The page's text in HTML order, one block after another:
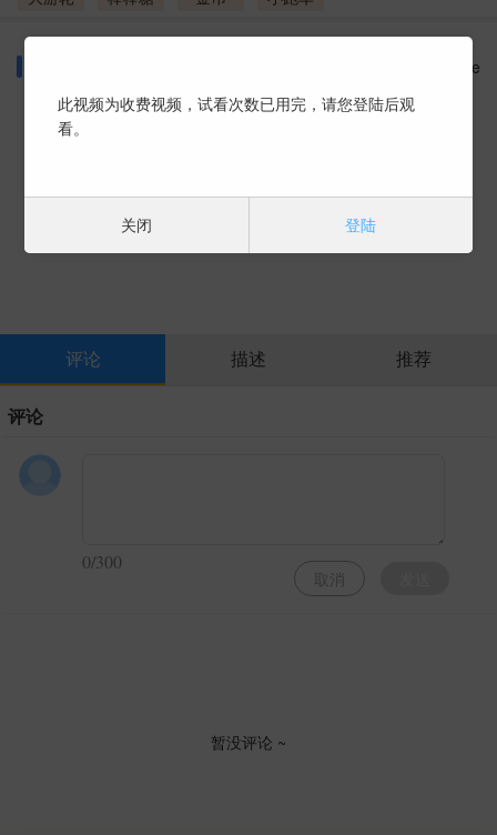
More
评论 描述 推荐
评论
0/300
取消
暂没评论 ~
此视频为收费视频，试看次数已用完，请您登陆后观
看。
关闭 登陆